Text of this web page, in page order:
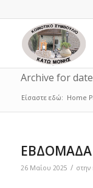
Archive for
Είσαστε εδώ: Home
ΕΒΔΟΜΑΔΑ
26 Μαΐου 2025 / στην